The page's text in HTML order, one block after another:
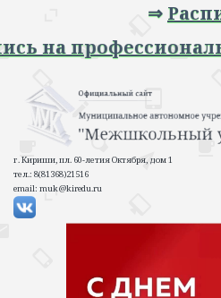
⇒
на
г. Кириши, пл. 60-летия Октября, дом 1
тел.: 8(81368)21516
email: muk@kiredu.ru